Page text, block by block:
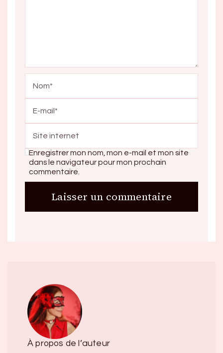
Enregistrer mon nom, mon e-mail et mon site
dans le navigateur pour mon prochain
commentaire.
À propos de l’auteur